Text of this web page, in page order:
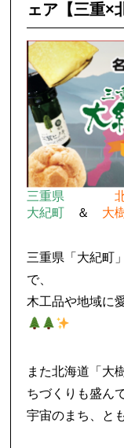
ェア【三重×
三重県
大紀町
＆ 大
三重県「大紀町
で、
木工品や地域に
また北海道「大
ちづくりも盛んで
宇宙のまち、と